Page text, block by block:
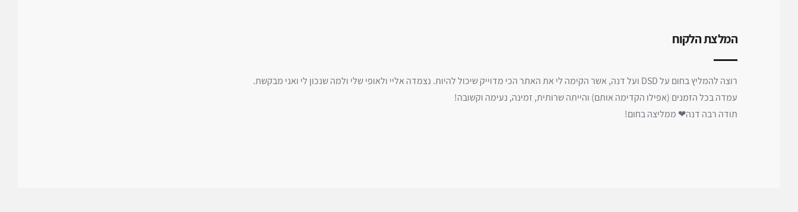
המלצת הלקוח
רוצה להמליץ בחום על DSD ועל דנה, אשר הקימה לי את האתר הכי מדוייק שיכול להיות. נצמדה אליי ולאופי שלי ולמה שנכון לי ואני מבקשת.
עמדה בכל הזמנים (אפילו הקדימה אותם) והייתה שרותית, זמינה, נעימה וקשובה!
תודה רבה דנה❤ ממליצה בחום!